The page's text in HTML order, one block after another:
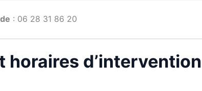
: 06 28 31 86 20
horaires d’intervention